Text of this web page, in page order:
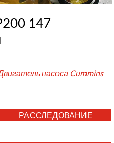
147
насоса Cummins
РАССЛЕДОВАНИЕ